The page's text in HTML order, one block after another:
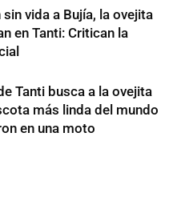
vida a Bujía, la ovejita
en Tanti: Critican la
Tanti busca a la ovejita
más linda del mundo
en una moto